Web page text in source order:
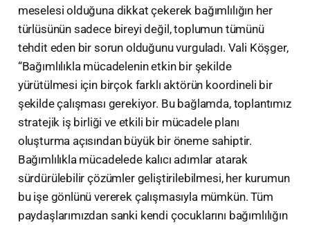
meselesi olduğuna dikkat çekerek bağımlılığın her
türlüsünün sadece bireyi değil, toplumun tümünü
tehdit eden bir sorun olduğunu vurguladı. Vali Köşger,
“Bağımlılıkla mücadelenin etkin bir şekilde
yürütülmesi için birçok farklı aktörün koordineli bir
şekilde çalışması gerekiyor. Bu bağlamda, toplantımız
stratejik iş birliği ve etkili bir mücadele planı
oluşturma açısından büyük bir öneme sahiptir.
Bağımlılıkla mücadelede kalıcı adımlar atarak
sürdürülebilir çözümler geliştirilebilmesi, her kurumun
bu işe gönlünü vererek çalışmasıyla mümkün. Tüm
paydaşlarımızdan sanki kendi çocuklarını bağımlılığın